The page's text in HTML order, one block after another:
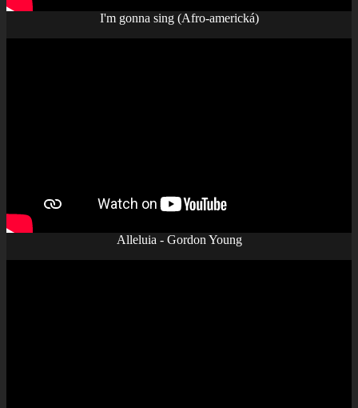
I'm gonna sing (Afro-americká)
Alleluia - Gordon Young